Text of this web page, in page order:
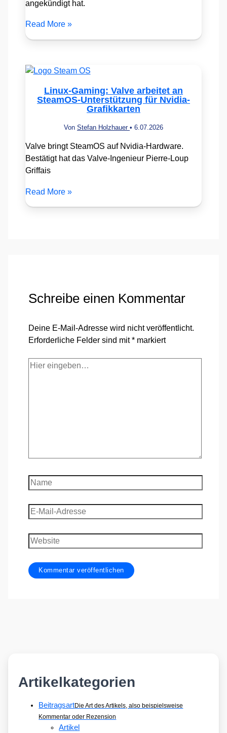
angekündigt hat.
Read More »
Linux-Gaming: Valve arbeitet an
SteamOS-Unterstützung für Nvidia-
Grafikkarten
Von Stefan Holzhauer • 6.07.2026
Valve bringt SteamOS auf Nvidia-Hardware.
Bestätigt hat das Valve-Ingenieur Pierre-Loup
Griffais
Read More »
Schreibe einen Kommentar
Deine E-Mail-Adresse wird nicht veröffentlicht.
Erforderliche Felder sind mit* markiert
Hier
Name
E-
Mail-
Adresse
Website
Artikelkategorien
BeitragsartDie Art des Artikels, also beispielsweise
Kommentar oder Rezension
Artikel